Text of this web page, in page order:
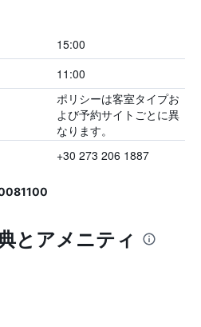
15:00
11:00
ポリシーは客室タイプお
よび予約サイトごとに異
なります。
+30 273 206 1887
とアメニティ